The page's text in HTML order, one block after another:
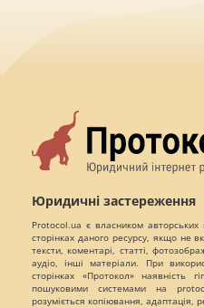
Юридичні застереження
Protocol.ua є власником
сторінках даного ресурсу, якщо не
тексти, коментарі, статті,
аудіо, інші матеріали. При
сторінках «Протокол» наявність
пошуковими системами на
розуміється копіювання, адаптація,